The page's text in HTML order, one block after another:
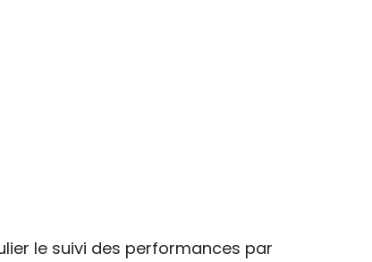
le suivi des performances par